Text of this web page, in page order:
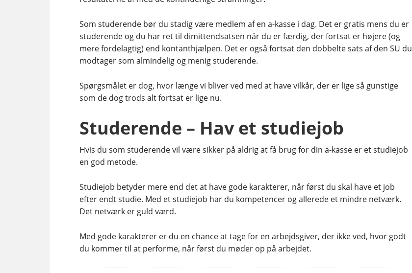
Som studerende bør du stadig være medlem af en a-kasse i dag. Det er gratis mens du er
studerende og du har ret til dimittendsatsen når du er færdig, der fortsat er højere (og
mere fordelagtig) end kontanthjælpen. Det er også fortsat den dobbelte sats af den SU du
modtager som almindelig og menig studerende.
Spørgsmålet er dog, hvor længe vi bliver ved med at have vilkår, der er lige så gunstige
som de dog trods alt fortsat er lige nu.
Studerende – Hav et studiejob
Hvis du som studerende vil være sikker på aldrig at få brug for din a-kasse er et studiejob
en god metode.
Studiejob betyder mere end det at have gode karakterer, når først du skal have et job
efter endt studie. Med et studiejob har du kompetencer og allerede et mindre netværk.
Det netværk er guld værd.
Med gode karakterer er du en chance at tage for en arbejdsgiver, der ikke ved, hvor godt
du kommer til at performe, når først du møder op på arbejdet.